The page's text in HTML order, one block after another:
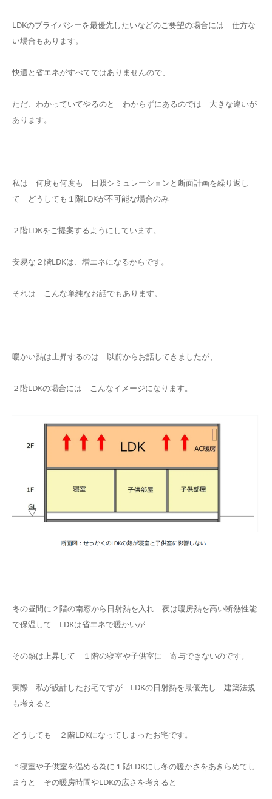
LDKのプライバシーを最優先したいなどのご要望の場合には 仕方な
い場合もあります。
快適と省エネがすべてではありませんので、
ただ、わかっていてやるのと わからずにあるのでは 大きな違いが
あります。
私は 何度も何度も 日照シミュレーションと断面計画を繰り返し
て どうしても１階LDKが不可能な場合のみ
２階LDKをご提案するようにしています。
安易な２階LDKは、増エネになるからです。
それは こんな単純なお話でもあります。
暖かい熱は上昇するのは 以前からお話してきましたが、
２階LDKの場合には こんなイメージになります。
冬の昼間に２階の南窓から日射熱を入れ 夜は暖房熱を高い断熱性能
で保温して LDKは省エネで暖かいが
その熱は上昇して １階の寝室や子供室に 寄与できないのです。
実際 私が設計したお宅ですが LDKの日射熱を最優先し 建築法規
も考えると
どうしても ２階LDKになってしまったお宅です。
＊寝室や子供室を温める為に１階LDKにし冬の暖かさをあきらめてし
まうと その暖房時間やLDKの広さを考えると